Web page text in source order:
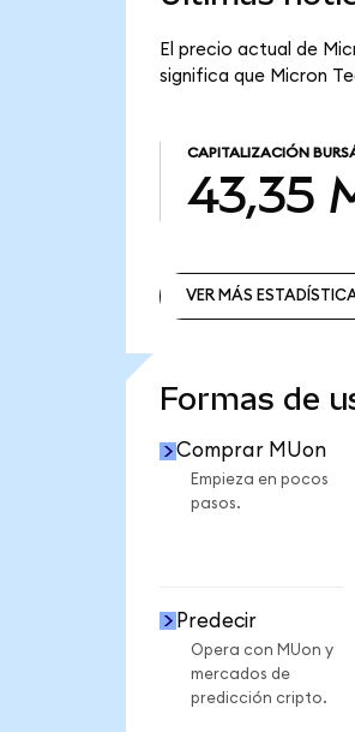
El precio actual de
significa que Micron
CAPITALIZACIÓN
43,35
VER MÁS
Formas de
Comprar MUon
Empieza en pocos
pasos.
Predecir
Opera con MUon y
mercados de
predicción cripto.